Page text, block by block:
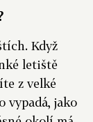
Když
letiště
z velké
vypadá, jako